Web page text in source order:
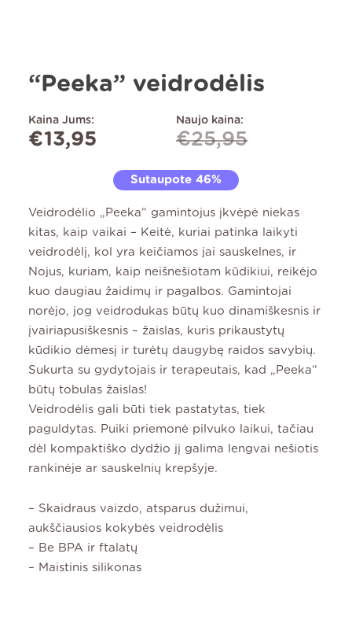
“Peeka” veidrodėlis
Kaina Jums:
€13,95
Naujo kaina:
€25,95
Sutaupote 46%
Veidrodėlio „Peeka“ gamintojus įkvėpė niekas
kitas, kaip vaikai – Keitė, kuriai patinka laikyti
veidrodėlį, kol yra keičiamos jai sauskelnes, ir
Nojus, kuriam, kaip neišnešiotam kūdikiui, reikėjo
kuo daugiau žaidimų ir pagalbos. Gamintojai
norėjo, jog veidrodukas būtų kuo dinamiškesnis ir
įvairiapusiškesnis – žaislas, kuris prikaustytų
kūdikio dėmesį ir turėtų daugybę raidos savybių.
Sukurta su gydytojais ir terapeutais, kad „Peeka“
būtų tobulas žaislas!
Veidrodėlis gali būti tiek pastatytas, tiek
paguldytas. Puiki priemonė pilvuko laikui, tačiau
dėl kompaktiško dydžio jį galima lengvai nešiotis
rankinėje ar sauskelnių krepšyje.
– Skaidraus vaizdo, atsparus dužimui,
aukščiausios kokybės veidrodėlis
– Be BPA ir ftalatų
– Maistinis silikonas